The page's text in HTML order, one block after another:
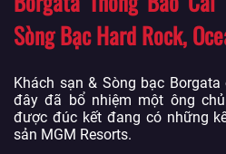
Sòng Bạc Hard Rock,
Khách sạn & Sòng bạc
đây đã bổ nhiệm một ông
được đúc kết đang có những
sản MGM Resorts.